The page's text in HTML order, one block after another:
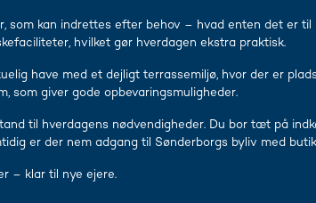
som kan indrettes efter behov – hvad enten det er
hvilket gør hverdagen ekstra praktisk.
have med et dejligt terrassemiljø, hvor der er
som giver gode opbevaringsmuligheder.
til hverdagens nødvendigheder. Du bor tæt på
er der nem adgang til Sønderborgs byliv med
– klar til nye ejere.